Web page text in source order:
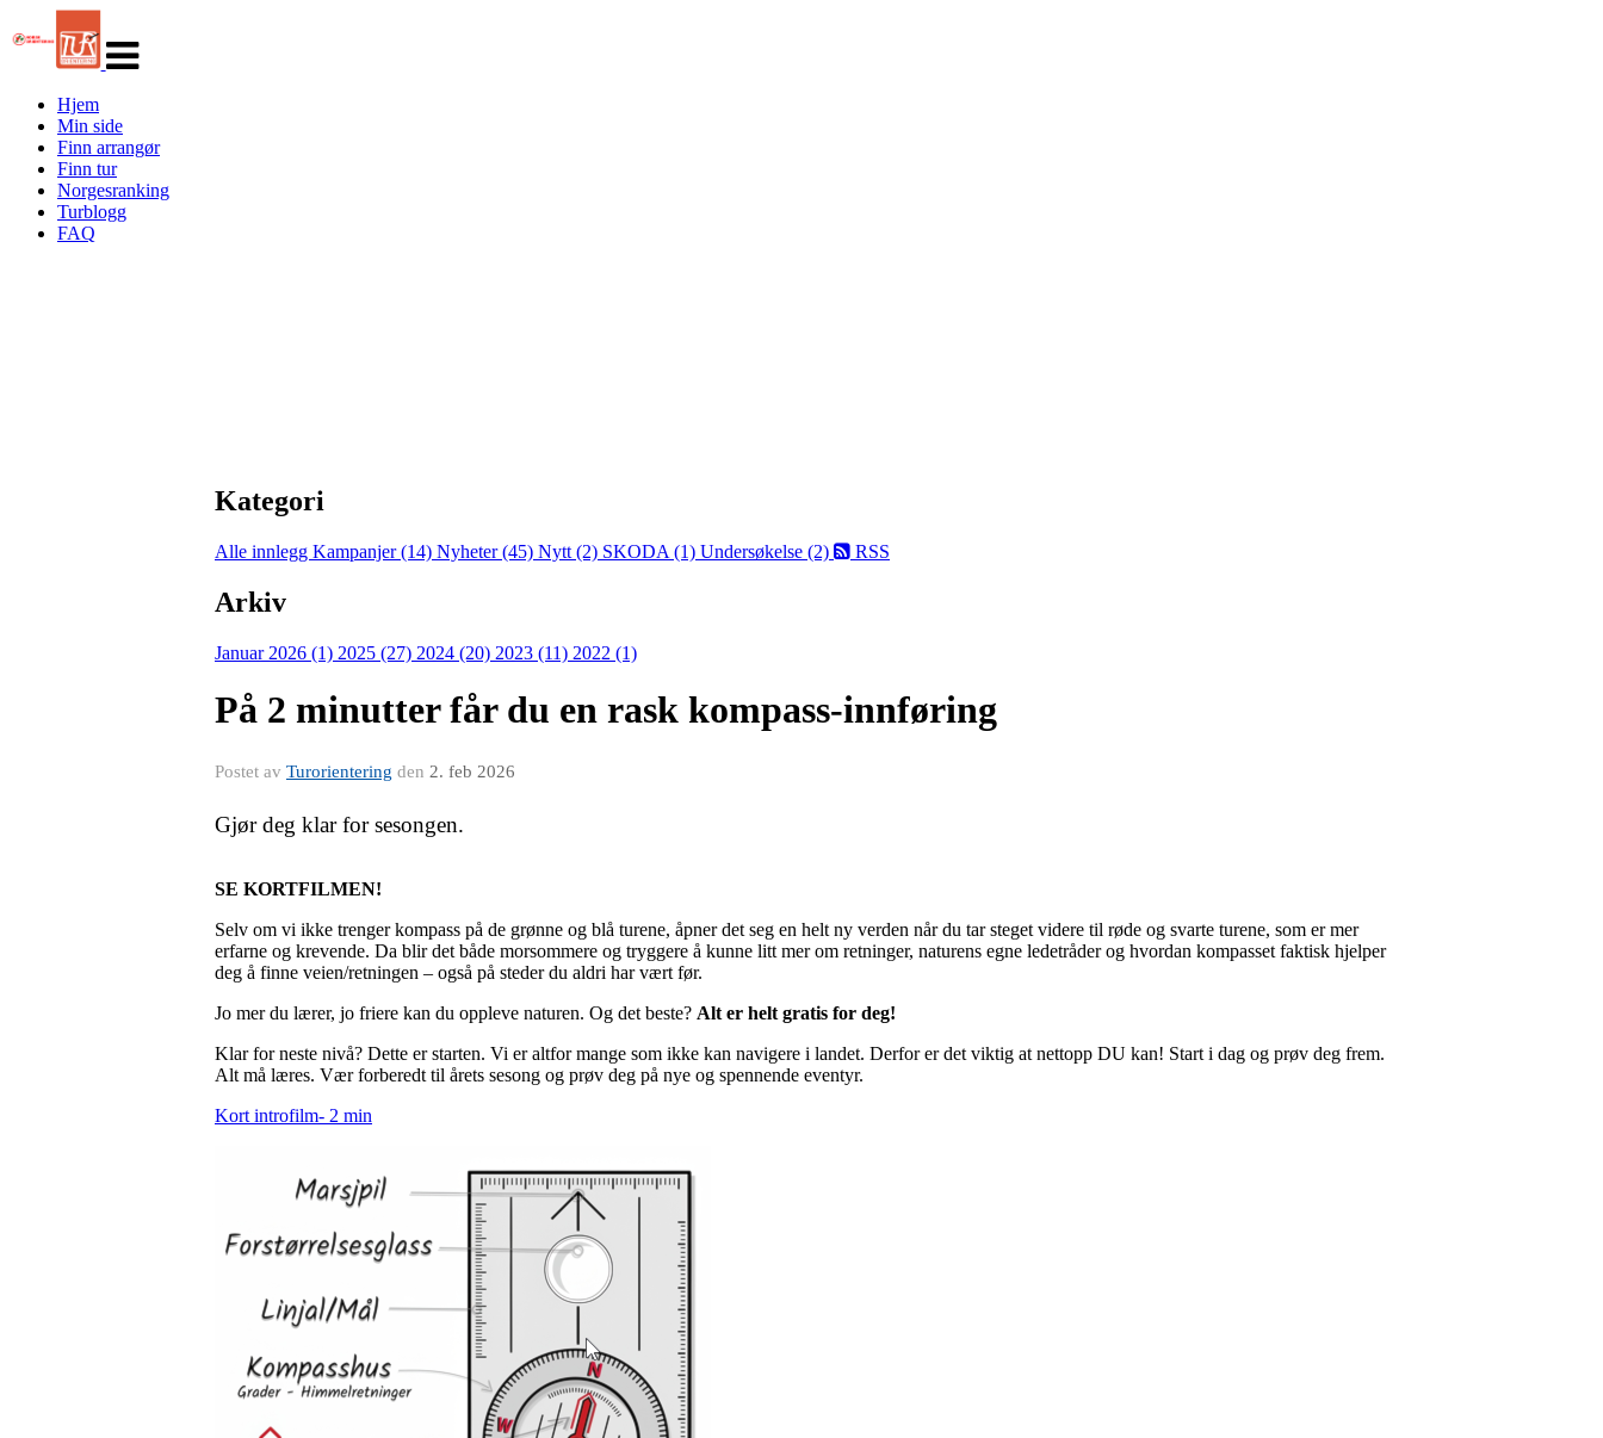
navigasjon
Hjem
Min side
Finn arrangør
Finn tur
Norgesranking
Turblogg
FAQ
Kategori
Alle innlegg Kampanjer (14) Nyheter (45) Nytt (2) SKODA (1) Undersøkelse (2) RSS
Arkiv
Januar 2026 (1) 2025 (27) 2024 (20) 2023 (11) 2022 (1)
På 2 minutter får du en rask kompass-innføring
Postet av Turorientering den 2. feb 2026
Gjør deg klar for sesongen.
SE KORTFILMEN!
Selv om vi ikke trenger kompass på de grønne og blå turene, åpner det seg en helt ny verden når du tar steget videre til røde og svarte turene, som er mer
erfarne og krevende. Da blir det både morsommere og tryggere å kunne litt mer om retninger, naturens egne ledetråder og hvordan kompasset faktisk hjelper
deg å finne veien/retningen – også på steder du aldri har vært før.
Jo mer du lærer, jo friere kan du oppleve naturen. Og det beste? Alt er helt gratis for deg!
Klar for neste nivå? Dette er starten. Vi er altfor mange som ikke kan navigere i landet. Derfor er det viktig at nettopp DU kan! Start i dag og prøv deg frem.
Alt må læres. Vær forberedt til årets sesong og prøv deg på nye og spennende eventyr.
Kort introfilm- 2 min